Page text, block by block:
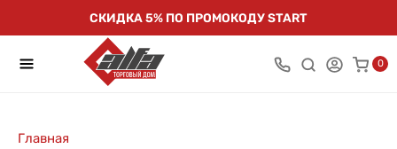
СКИДКА 5% ПО ПРОМОКОДУ START
0
Главная